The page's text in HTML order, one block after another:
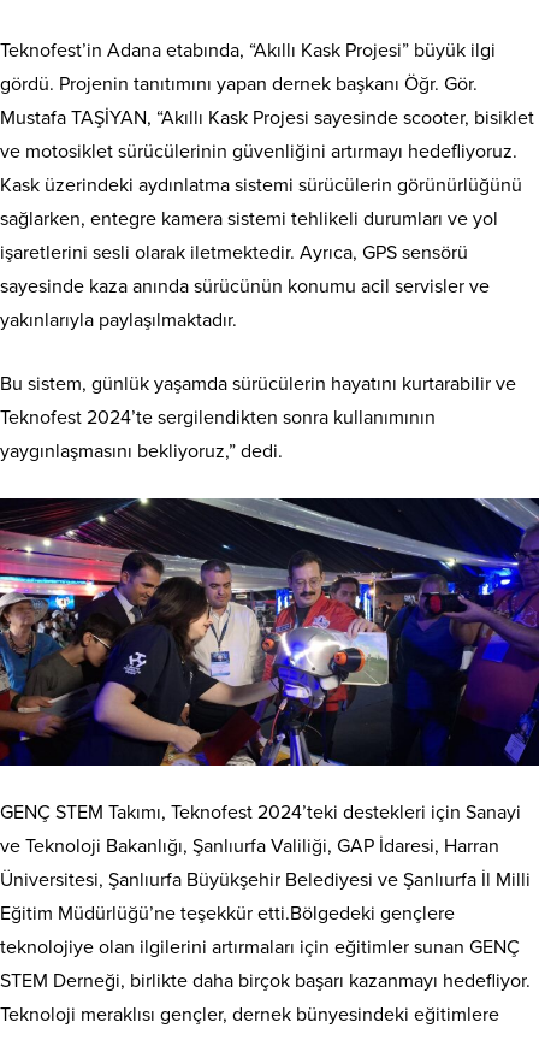
Teknofest’in Adana etabında, “Akıllı Kask Projesi” büyük ilgi
gördü. Projenin tanıtımını yapan dernek başkanı Öğr. Gör.
Mustafa TAŞİYAN, “Akıllı Kask Projesi sayesinde scooter, bisiklet
ve motosiklet sürücülerinin güvenliğini artırmayı hedefliyoruz.
Kask üzerindeki aydınlatma sistemi sürücülerin görünürlüğünü
sağlarken, entegre kamera sistemi tehlikeli durumları ve yol
işaretlerini sesli olarak iletmektedir. Ayrıca, GPS sensörü
sayesinde kaza anında sürücünün konumu acil servisler ve
yakınlarıyla paylaşılmaktadır.
Bu sistem, günlük yaşamda sürücülerin hayatını kurtarabilir ve
Teknofest 2024’te sergilendikten sonra kullanımının
yaygınlaşmasını bekliyoruz,” dedi.
GENÇ STEM Takımı, Teknofest 2024’teki destekleri için Sanayi
ve Teknoloji Bakanlığı, Şanlıurfa Valiliği, GAP İdaresi, Harran
Üniversitesi, Şanlıurfa Büyükşehir Belediyesi ve Şanlıurfa İl Milli
Eğitim Müdürlüğü’ne teşekkür etti.Bölgedeki gençlere
teknolojiye olan ilgilerini artırmaları için eğitimler sunan GENÇ
STEM Derneği, birlikte daha birçok başarı kazanmayı hedefliyor.
Teknoloji meraklısı gençler, dernek bünyesindeki eğitimlere